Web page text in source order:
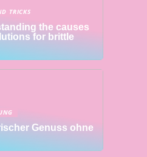
TRICKS
the causes
for brittle
Genuss ohne